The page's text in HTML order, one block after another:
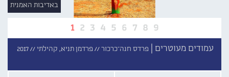
1 2 3 4 5 6 7 8 9
באדיבות האמנית
עמודים מעוטרים | פרדס חנה־כרכור //פרדמן תניא, קהילתי //2017